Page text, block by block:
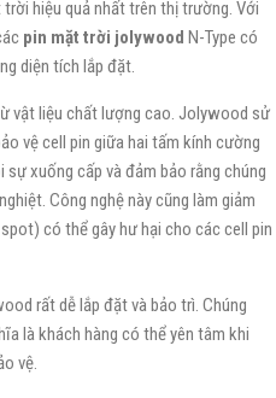
hiệu quả nhất trên thị trường. Với
pin mặt trời jolywood N-Type có
diện tích lắp đặt.
vật liệu chất lượng cao. Jolywood sử
vệ cell pin giữa hai tấm kính cường
xuống cấp và đảm bảo rằng chúng
Công nghệ này cũng làm giảm
có thể gây hư hại cho các cell pin
rất dễ lắp đặt và bảo trì. Chúng
là khách hàng có thể yên tâm khi
vệ.